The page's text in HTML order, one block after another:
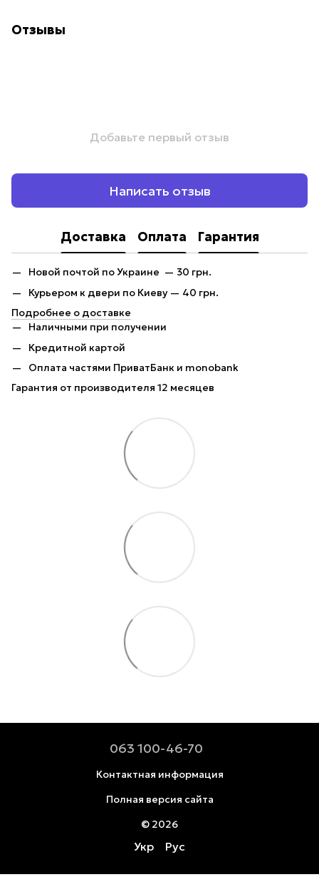
Отзывы
Добавьте первый отзыв
Написать отзыв
Доставка Оплата Гарантия
Новой почтой по Украине — 30 грн.
Курьером к двери по Киеву — 40 грн.
Подробнее о доставке
Наличными при получении
Кредитной картой
Оплата частями ПриватБанк и monobank
Гарантия от производителя 12 месяцев
063 100-46-70
Контактная информация
Полная версия сайта
© 2026
Укр Рус